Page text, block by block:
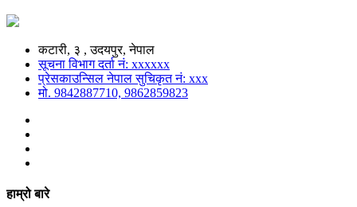
कटारी, ३ , उदयपुर, नेपाल
सूचना विभाग दर्ता नं: xxxxxx
प्रेसकाउन्सिल नेपाल सुचिकृत नं: xxx
मो. 9842887710, 9862859823
हाम्रो बारे